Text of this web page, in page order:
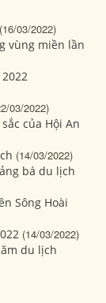
(16/03/2022)
vùng miền lần
03/2022)
của Hội An
(14/03/2022)
bá du lịch
Sông Hoài
(14/03/2022)
du lịch